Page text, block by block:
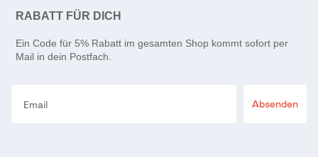
RABATT FÜR DICH
Ein Code für 5% Rabatt im gesamten Shop kommt sofort per
Mail in dein Postfach.
Absenden